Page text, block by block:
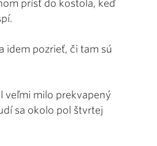
prísť do kostola, keď
idem pozrieť, či tam sú
veľmi milo prekvapený
sa okolo pol štvrtej